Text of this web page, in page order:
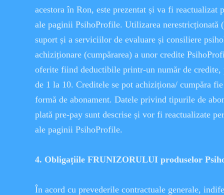
acestora în Ron, este prezentat și va fi reactualizat
ale paginii PsihoProfile. Utilizarea nerestricționată
suport și a serviciilor de evaluare și consiliere
achiziționare (cumpărarea) a unor credite
oferite fiind deductibile printr-un număr de
de 1 la 10. Creditele se pot achiziționa/ cumpăra
formă de abonament. Datele privind tipurile de
plată pre-pay sunt descrise și vor fi reactualizate
ale paginii PsihoProfile.
4. Obligațiile FRUNIZORULUI produselor
În acord cu prevederile contractuale generale,